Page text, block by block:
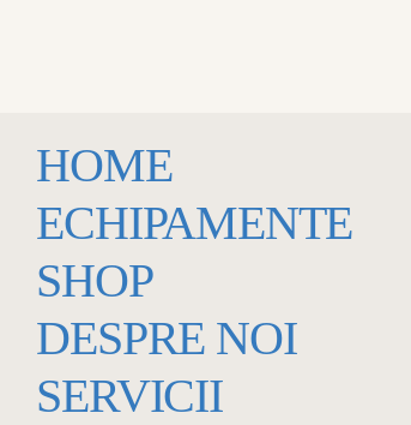
HOME
ECHIPAMENTE
SHOP
DESPRE NOI
SERVICII